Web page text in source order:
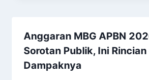
Anggaran MBG APBN
Sorotan Publik, Ini
Dampaknya